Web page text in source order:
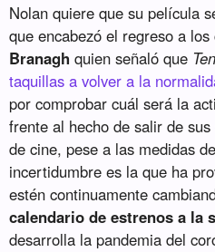
Nolan quiere que su película
que encabezó el regreso a
Branagh quien señaló que
taquillas a volver a la
por comprobar cuál será la
frente al hecho de salir de
de cine, pese a las medidas
incertidumbre es la que ha
estén continuamente
calendario de estrenos a la
desarrolla la pandemia del